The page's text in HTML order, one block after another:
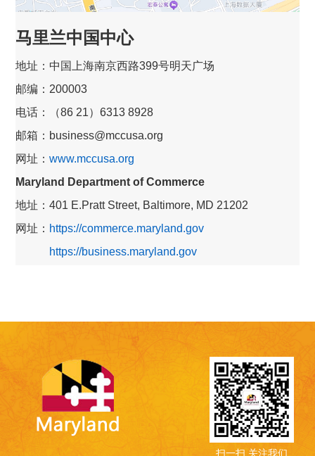
马里兰中国中心
地址：中国上海南京西路399号明天广场
邮编：200003
电话：（86 21）6313 8928
邮箱：business@mccusa.org
网址：www.mccusa.org
Maryland Department of Commerce
地址：401 E.Pratt Street, Baltimore, MD 21202
网址： https://commerce.maryland.gov
https://business.maryland.gov
扫一扫 关注我们